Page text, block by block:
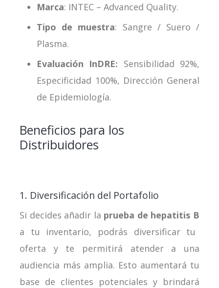
Marca: INTEC – Advanced Quality.
Tipo de muestra: Sangre / Suero /
Plasma.
Evaluación InDRE: Sensibilidad 92%,
Especificidad 100%, Dirección General
de Epidemiología.
Beneficios para los
Distribuidores
1. Diversificación del Portafolio
Si decides añadir la prueba de hepatitis B
a tu inventario, podrás diversificar tu
oferta y te permitirá atender a una
audiencia más amplia. Esto aumentará tu
base de clientes potenciales y brindará